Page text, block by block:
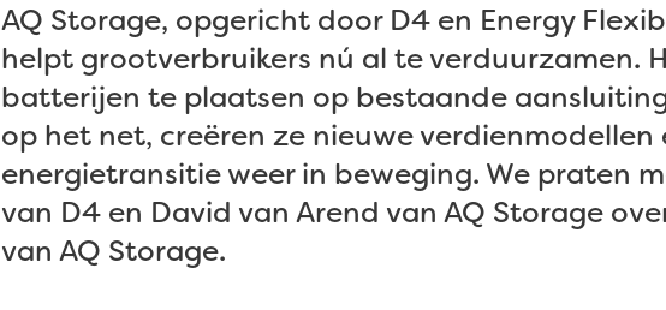
AQ Storage, opgericht door D4 en Energy
helpt grootverbruikers nú al te verduurzamen.
batterijen te plaatsen op bestaande
op het net, creëren ze nieuwe verdienmodellen
energietransitie weer in beweging. We praten
van D4 en David van Arend van AQ Storage
van AQ Storage.